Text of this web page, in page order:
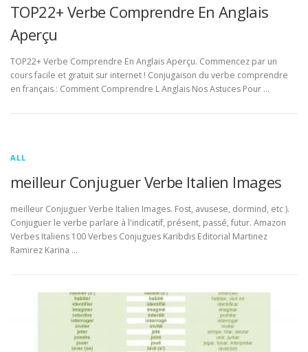
TOP22+ Verbe Comprendre En Anglais
Aperçu
TOP22+ Verbe Comprendre En Anglais Aperçu. Commencez par un
cours facile et gratuit sur internet ! Conjugaison du verbe comprendre
en français : Comment Comprendre L Anglais Nos Astuces Pour …
ALL
meilleur Conjuguer Verbe Italien Images
meilleur Conjuguer Verbe Italien Images. Fost, avusese, dormind, etc ).
Conjuguer le verbe parlare à l'indicatif, présent, passé, futur. Amazon
Verbes Italiens 100 Verbes Conjugues Karibdis Editorial Martinez
Ramirez Karina …